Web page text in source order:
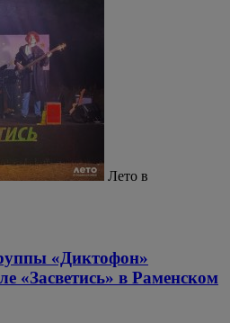
Лето в
«Диктофон»
«Засветись» в Раменском